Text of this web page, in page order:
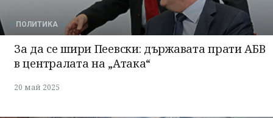
ПОЛИТИКА
За да се шири Пеевски: държавата прати АБВ
в централата на „Атака“
20 май 2025